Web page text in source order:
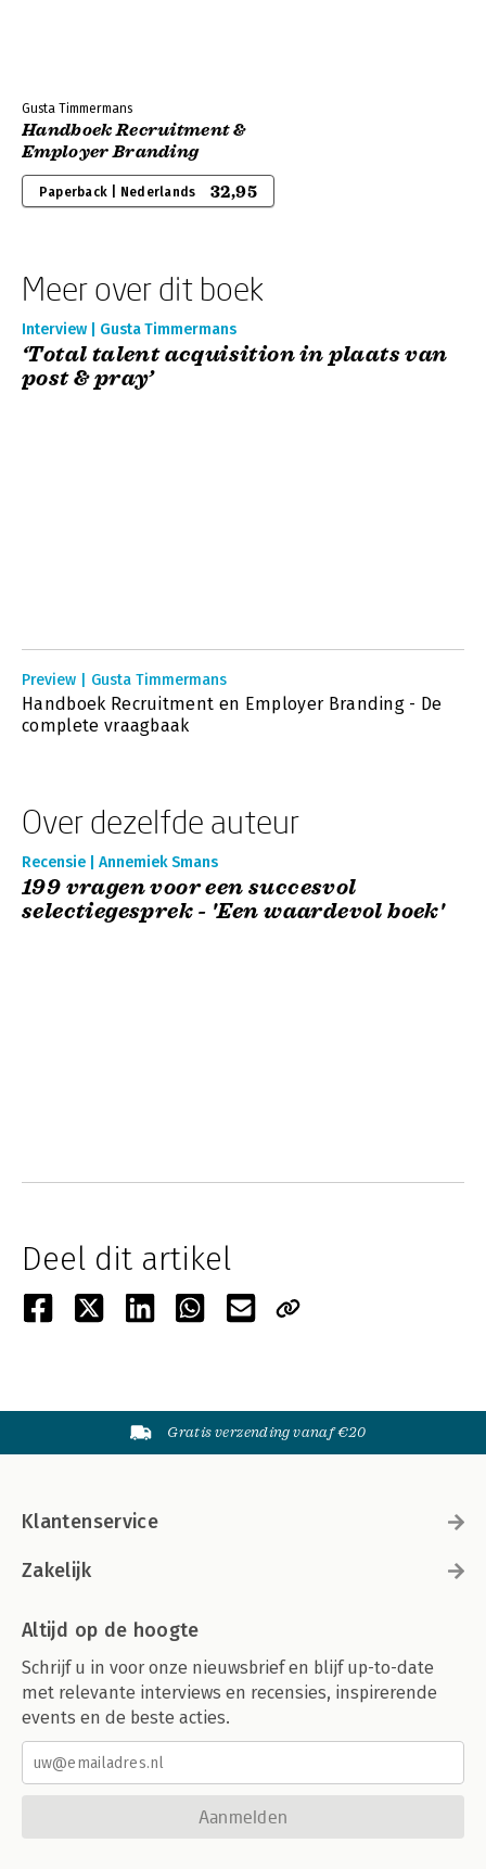
Gusta Timmermans
Handboek Recruitment &
Employer Branding
Paperback | Nederlands 32,95
Meer over dit boek
Interview | Gusta Timmermans
‘Total talent acquisition in plaats van
post & pray’
Preview | Gusta Timmermans
Handboek Recruitment en Employer Branding - De
complete vraagbaak
Over dezelfde auteur
Recensie | Annemiek Smans
199 vragen voor een succesvol
selectiegesprek - 'Een waardevol boek'
Deel dit artikel
Gratis verzending vanaf €20
Klantenservice
Zakelijk
Altijd op de hoogte
Schrijf u in voor onze nieuwsbrief en blijf up-to-date
met relevante interviews en recensies, inspirerende
events en de beste acties.
Aanmelden